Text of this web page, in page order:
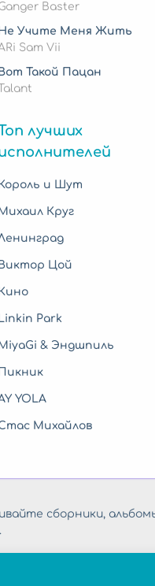
Baster
Учите Меня Жить
Sam Vii
Такой Пацан
Talant
лучших
Король и Шут
Михаил Круг
Виктор Цой
Кино
Linkin Park
MiyaGi & Эндшпиль
Пикник
YOLA
Михайлов
сборники,